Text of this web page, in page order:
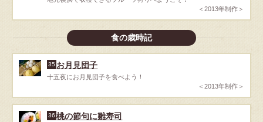
＜2013年制作＞
食の歳時記
35 お月見団子
十五夜にお月見団子を食べよう！
＜2013年制作＞
36 桃の節句に雛寿司